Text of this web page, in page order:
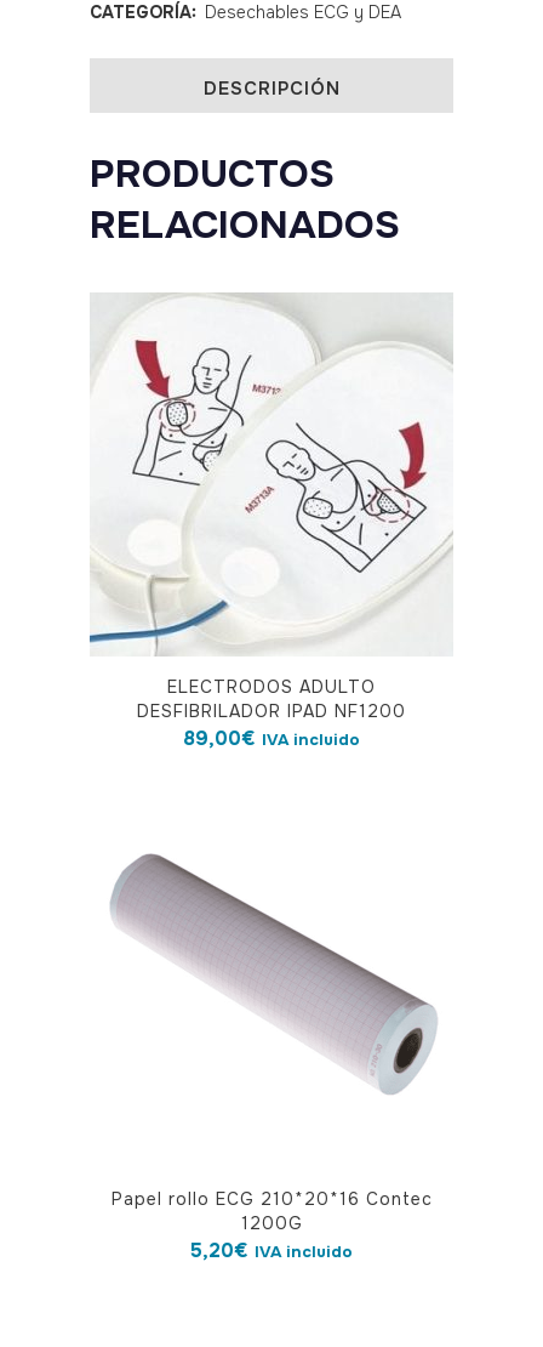
NF1200
quantity
CATEGORÍA: Desechables ECG y DEA
DESCRIPCIÓN
PRODUCTOS
RELACIONADOS
ELECTRODOS ADULTO
DESFIBRILADOR IPAD NF1200
89,00€ IVA incluido
Papel rollo ECG 210*20*16 Contec
1200G
5,20€ IVA incluido